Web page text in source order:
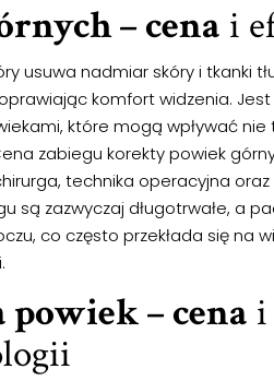
– cena i
usuwa nadmiar skóry i tkanki
komfort widzenia.
które mogą wpływać nie
zabiegu korekty powiek
technika operacyjna
są zazwyczaj długotrwałe, a
co często przekłada się na
– cena i